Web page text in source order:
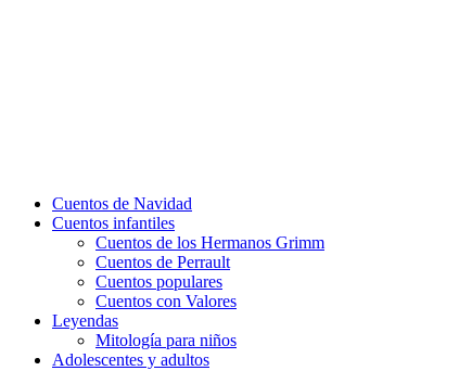
Cuentos de Navidad
Cuentos infantiles
Cuentos de los Hermanos Grimm
Cuentos de Perrault
Cuentos populares
Cuentos con Valores
Leyendas
Mitología para niños
Adolescentes y adultos